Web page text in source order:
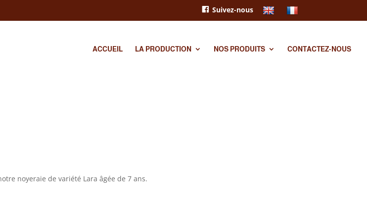
Suivez-nous
ACCUEIL LA PRODUCTION NOS PRODUITS CONTACTEZ-NOUS
noyeraie de variété Lara âgée de 7 ans.